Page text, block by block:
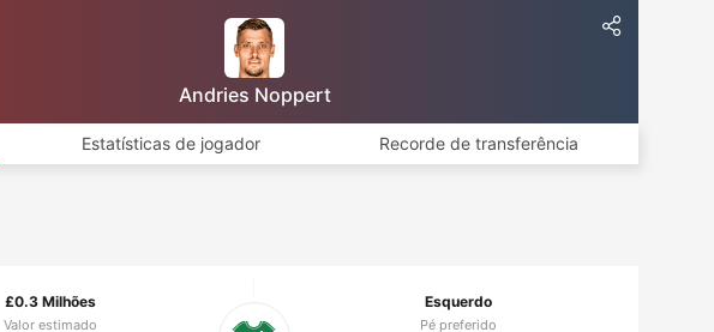
Andries Noppert
Estatísticas de jogador Recorde de transferência
£0.3 Milhões
Valor estimado
Esquerdo
Pé preferido